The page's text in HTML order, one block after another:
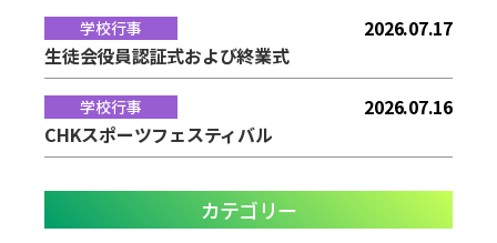
学校行事
2026.07.17
生徒会役員認証式および終業式
学校行事
2026.07.16
CHKスポーツフェスティバル
カテゴリー